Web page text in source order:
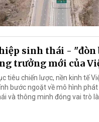
sinh thái - "đòn
trưởng mới của
tiêu chiến lược, nền kinh tế
bước ngoặt về mô hình
và thông minh đóng vai trò